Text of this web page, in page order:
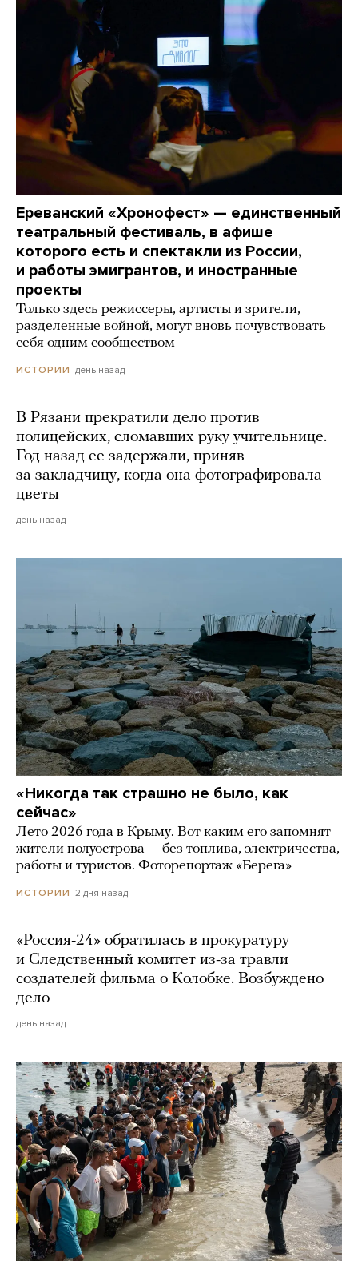
Ереванский «Хронофест» — единственный
театральный фестиваль, в афише
которого есть и спектакли из России,
и работы эмигрантов, и иностранные
проекты
Только здесь режиссеры, артисты и зрители,
разделенные войной, могут вновь почувствовать
себя одним сообществом
ИСТОРИИ день назад
В Рязани прекратили дело против
полицейских, сломавших руку учительнице.
Год назад ее задержали, приняв
за закладчицу, когда она фотографировала
цветы
день назад
«Никогда так страшно не было, как
сейчас»
Лето 2026 года в Крыму. Вот каким его запомнят
жители полуострова — без топлива, электричества,
работы и туристов. Фоторепортаж «Берега»
ИСТОРИИ 2 дня назад
«Россия-24» обратилась в прокуратуру
и Следственный комитет из-за травли
создателей фильма о Колобке. Возбуждено
дело
день назад